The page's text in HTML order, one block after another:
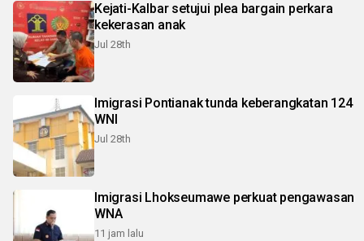
Kejati-Kalbar setujui plea bargain perkara
kekerasan anak
Jul 28th
Imigrasi Pontianak tunda keberangkatan 124
WNI
Jul 28th
Imigrasi Lhokseumawe perkuat pengawasan
WNA
11 jam lalu